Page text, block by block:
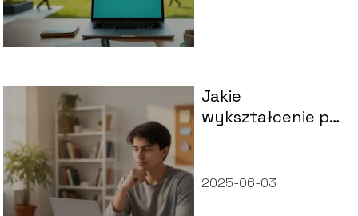
Jakie
wykształcenie po
zawodowego?
2025-06-03